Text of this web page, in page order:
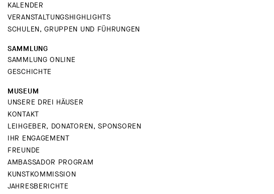
KALENDER
VERANSTALTUNGSHIGHLIGHTS
SCHULEN, GRUPPEN UND FÜHRUNGEN
SAMMLUNG
SAMMLUNG ONLINE
GESCHICHTE
MUSEUM
UNSERE DREI HÄUSER
KONTAKT
LEIHGEBER, DONATOREN, SPONSOREN
IHR ENGAGEMENT
FREUNDE
AMBASSADOR PROGRAM
KUNSTKOMMISSION
JAHRESBERICHTE